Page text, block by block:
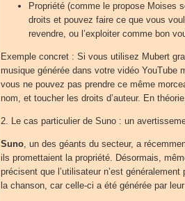
Propriété (comme le propose Moises
droits et pouvez faire ce que vous
revendre, ou l’exploiter comme bon
Exemple concret : Si vous utilisez Mubert
musique générée dans votre vidéo YouTube
vous ne pouvez pas prendre ce même
nom, et toucher les droits d’auteur. En
2. Le cas particulier de Suno : un
Suno, un des géants du secteur, a
ils promettaient la propriété. Désormais,
précisent que l’utilisateur n’est
la chanson, car celle-ci a été générée par